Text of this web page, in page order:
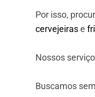
Por isso,
cervejeirase
Nossos
Buscamos